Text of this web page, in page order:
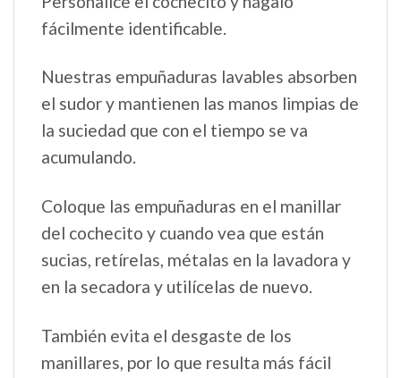
fácilmente identificable.
Nuestras empuñaduras lavables absorben
el sudor y mantienen las manos limpias de
la suciedad que con el tiempo se va
acumulando.
Coloque las empuñaduras en el manillar
del cochecito y cuando vea que están
sucias, retírelas, métalas en la lavadora y
en la secadora y utilícelas de nuevo.
También evita el desgaste de los
manillares, por lo que resulta más fácil